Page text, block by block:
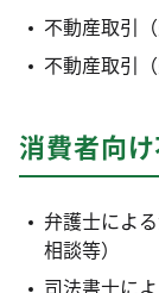
不動産取引
不動産取引
消費者向
弁護士によ
相談等）
司法書士に